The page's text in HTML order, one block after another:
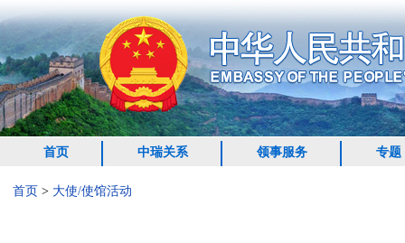
首页 中瑞关系 领事服务 专题
首页 > 大使/使馆活动